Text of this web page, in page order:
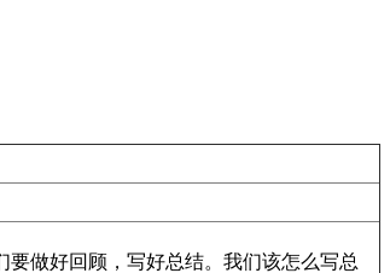
做好回顾，写好总结。我们该怎么写总